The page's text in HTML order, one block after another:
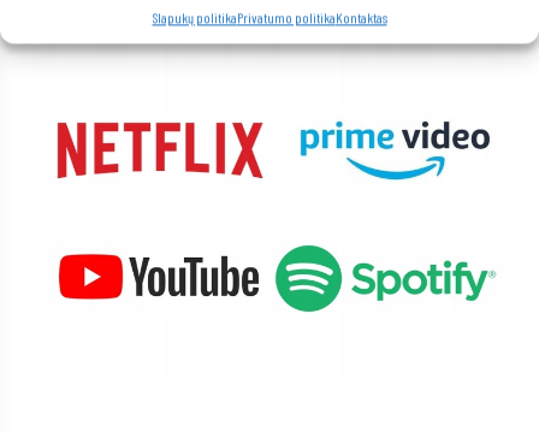
Slapukų politikaPrivatumo politikaKontaktas